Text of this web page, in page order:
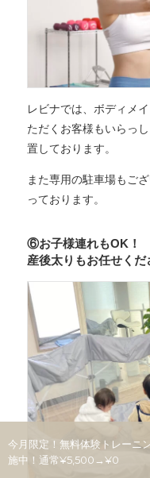
レビナでは、ボディメ
ただくお客様もいらっ
置しております。
また専用の駐車場もご
っております。
⑥お子様連れもOK！
産後太りもお任せくだ
今月限定！無料体験トレーニ
施中！通常¥5,500→¥0